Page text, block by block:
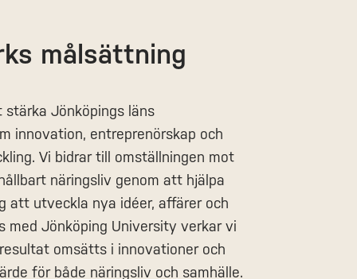
målsättning
Jönköpings läns
innovation, entreprenörskap och
Vi bidrar till omställningen mot
näringsliv genom att hjälpa
att utveckla nya idéer, affärer och
med Jönköping University verkar vi
omsätts i innovationer och
för både näringsliv och samhälle.